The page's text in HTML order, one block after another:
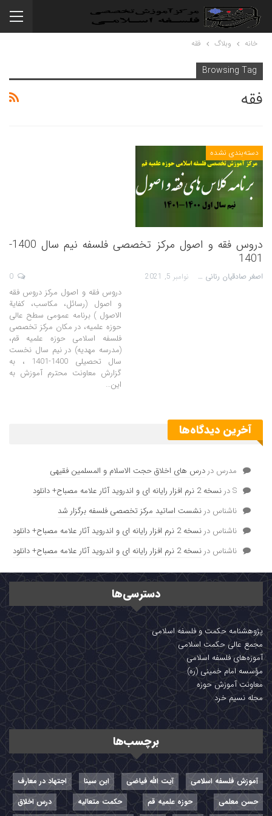
خانه وبلاگ فقه
Browsing Tag
فقه
دسته‌بندی نشده
دروس فقه و اصول مرکز تخصصی فلسفه نیم سال 1400-
1401
اصغر صادقیان رنانی نوامبر 5, 2021
دروس فقه و اصول مرکز دروس فقه
و اصول (رسائل، مکاسب، کفایة
الاصول ) برنامه عمومی سطح عالی
حوزه علمیه، در مکان مرکز تخصصی
فلسفه اسلامی حوزه علمیه قم،
(مدرسه مهدیه) در نیم سال نخست
سال تحصیلی 1400-1401 ، به
گزارش معاونت محترم آموزش به
این…
آخرین دیدگاه‌ها
مدرس در درس های اخلاق حجت الاسلام و المسلمین فقیهی
Sدر نسخه 2 نرم افزار رایانه ای و اندروید آثار علامه مصباح+ دانلود
ناشناس در نشست اساتید مرکز تخصصی فلسفه برگزار شد
ناشناس در نسخه 2 نرم افزار رایانه ای و اندروید آثار علامه مصباح+ دانلود
ناشناس در نسخه 2 نرم افزار رایانه ای و اندروید آثار علامه مصباح+ دانلود
دسترسی‌ها
پژوهشنامه حکمت و فلسفه اسلامی
مجمع عالی حکمت اسلامی
آموزه‌های فلسفه اسلامی
مؤسسه امام خمینی (ره)
معاونت آموزش حوزه
مجله نسیم خرد
برچسب‌ها
آموزش فلسفه اسلامی آیت الله فیاضی ابن سینا
اجتهاد در معارف
حسن معلمی
حوزه علمیه قم حکمت متعالیه درس اخلاق